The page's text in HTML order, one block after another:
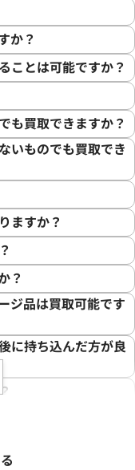
か？
ことは可能ですか？
も買取できますか？
いものでも買取でき
ますか？
？
ジ品は買取可能です
に持ち込んだ方が良
だけお願いできます